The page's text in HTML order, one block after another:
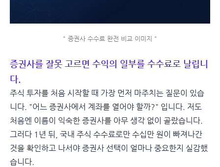
" 증권사 수수료 완전 비교 이미지 "
증권사를 잘못 고르면 수익의 일부를 수수료로 날립니
다.
주식 투자를 처음 시작할 때 가장 먼저 마주치는 질문이 있습
니다. "어느 증권사에서 계좌를 열어야 할까?" 입니다. 저도
처음엔 이름이 익숙한 증권사를 아무 생각 없이 골랐습니다.
그러다 1년 뒤, 국내 주식 수수료로만 수십만 원이 빠져나간
것을 확인하고 나서야 증권사 선택이 얼마나 중요한지 실감했
습니다.